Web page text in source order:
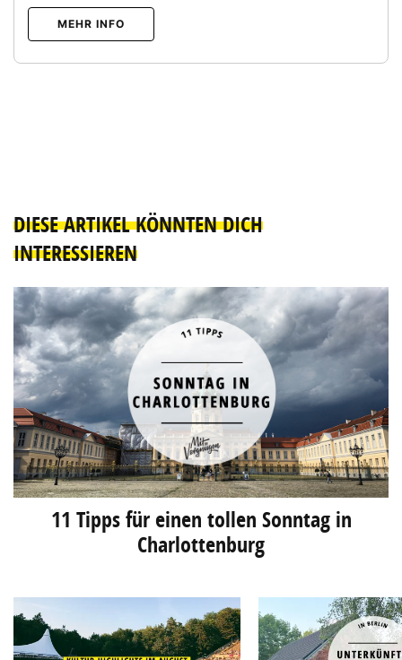
MEHR INFO
DIESE ARTIKEL KÖNNTEN DICH
INTERESSIEREN
11 Tipps für einen tollen Sonntag in
Charlottenburg